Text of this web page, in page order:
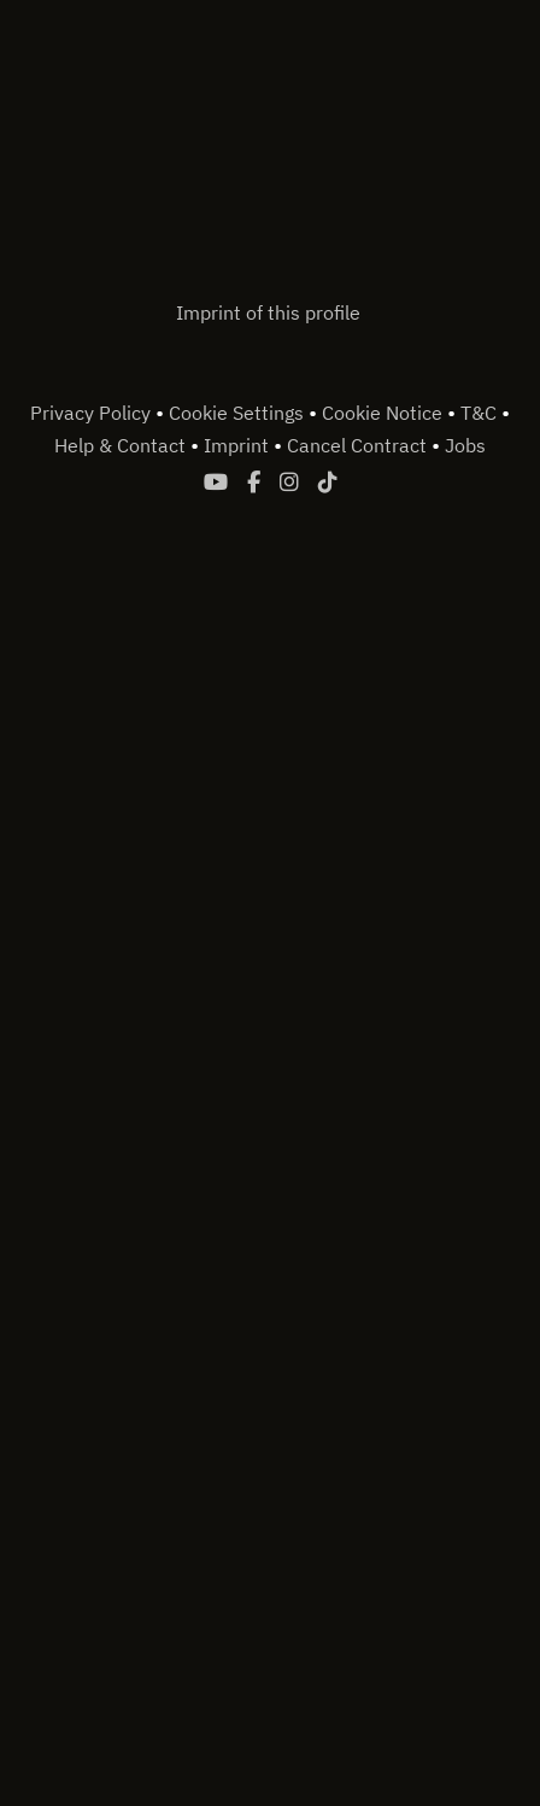
Imprint of this profile
Privacy Policy • Cookie Settings • Cookie Notice • T&C •
Help & Contact • Imprint • Cancel Contract • Jobs